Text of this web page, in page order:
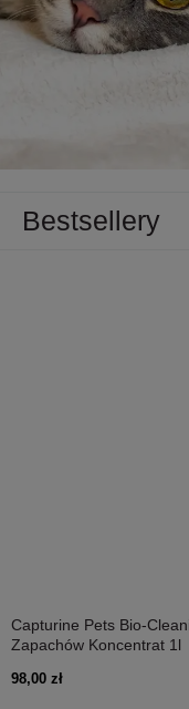
Bestsellery
Capturine Pets Bio-
Zapachów Koncentrat 1l
98,00 zł